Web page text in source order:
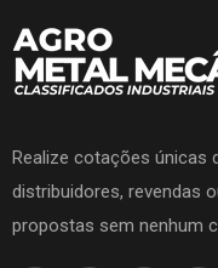
Realize cotações únicas
distribuidores, revendas
propostas sem nenhum